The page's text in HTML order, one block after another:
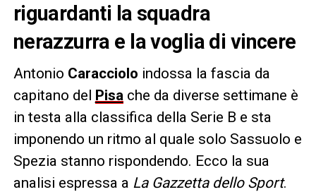
riguardanti la squadra
nerazzurra e la voglia di vincere
Antonio Caracciolo indossa la fascia da
capitano del Pisa che da diverse settimane è
in testa alla classifica della Serie B e sta
imponendo un ritmo al quale solo Sassuolo e
Spezia stanno rispondendo. Ecco la sua
analisi espressa a La Gazzetta dello Sport.